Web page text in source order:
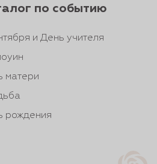
по событию
и День учителя
матери
рождения